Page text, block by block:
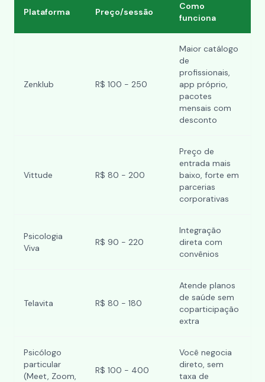
Plataforma Preço/sessão
Como
funciona
Zenklub R$ 100 - 250
Maior catálogo
de
profissionais,
app próprio,
pacotes
mensais com
desconto
Vittude R$ 80 - 200
Preço de
entrada mais
baixo, forte em
parcerias
corporativas
Psicologia
Viva
R$ 90 - 220
Integração
direta com
convênios
Telavita R$ 80 - 180
Atende planos
de saúde sem
coparticipação
extra
Psicólogo
particular
(Meet, Zoom,
R$ 100 - 400
Você negocia
direto, sem
taxa de